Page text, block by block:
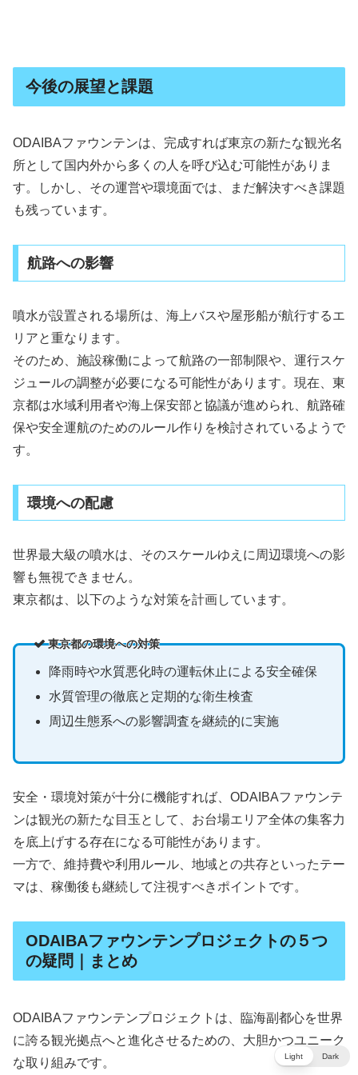
今後の展望と課題
ODAIBAファウンテンは、完成すれば東京の新たな観光名
所として国内外から多くの人を呼び込む可能性がありま
す。しかし、その運営や環境面では、まだ解決すべき課題
も残っています。
航路への影響
噴水が設置される場所は、海上バスや屋形船が航行するエ
リアと重なります。
そのため、施設稼働によって航路の一部制限や、運行スケ
ジュールの調整が必要になる可能性があります。現在、東
京都は水域利用者や海上保安部と協議が進められ、航路確
保や安全運航のためのルール作りを検討されているようで
す。
環境への配慮
世界最大級の噴水は、そのスケールゆえに周辺環境への影
響も無視できません。
東京都は、以下のような対策を計画しています。
東京都の環境への対策
降雨時や水質悪化時の運転休止による安全確保
水質管理の徹底と定期的な衛生検査
周辺生態系への影響調査を継続的に実施
安全・環境対策が十分に機能すれば、ODAIBAファウンテ
ンは観光の新たな目玉として、お台場エリア全体の集客力
を底上げする存在になる可能性があります。
一方で、維持費や利用ルール、地域との共存といったテー
マは、稼働後も継続して注視すべきポイントです。
ODAIBAファウンテンプロジェクトの５つ
の疑問｜まとめ
ODAIBAファウンテンプロジェクトは、臨海副都心を世界
に誇る観光拠点へと進化させるための、大胆かつユニーク
な取り組みです。
Light Dark